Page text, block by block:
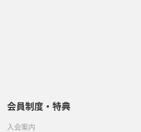
会員制度・特典
入会案内